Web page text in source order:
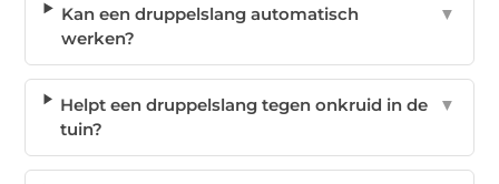
Kan een druppelslang automatisch
werken?
▼
Helpt een druppelslang tegen onkruid in de
tuin?
▼